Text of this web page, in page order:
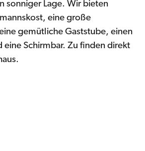
sonniger Lage. Wir bieten
eine große
gemütliche Gaststube, einen
eine Schirmbar. Zu finden direkt